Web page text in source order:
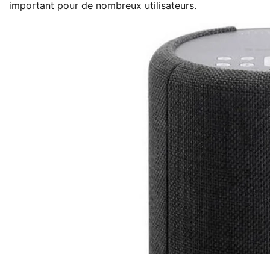
important pour de nombreux utilisateurs.